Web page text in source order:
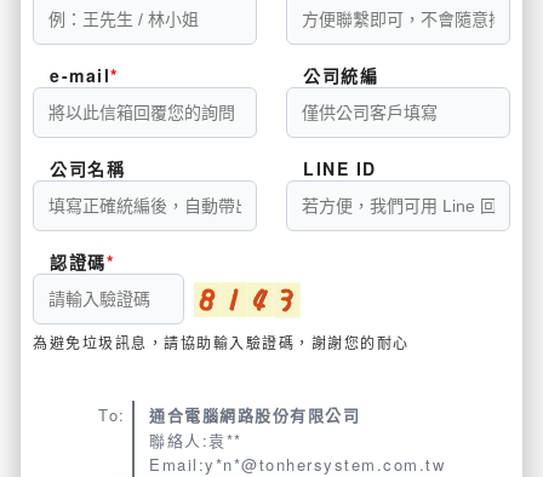
e-mail 公司統編
公司名稱 LINE ID
認證碼
為避免垃圾訊息，請協助輸入驗證碼，謝謝您的耐心
To:
通合電腦網路股份有限公司
聯絡人:袁**
Email:y*n*@tonhersystem.com.tw